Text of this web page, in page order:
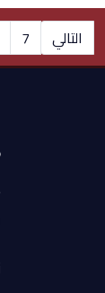
7 التالي